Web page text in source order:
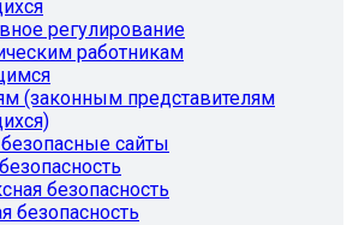
регулирование
работникам
(законным представителям
сайты
безопасность
безопасность